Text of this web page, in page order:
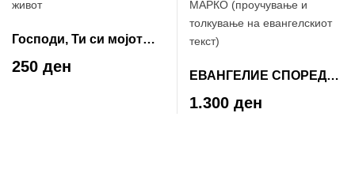
Господи, Ти си мојот
живот
250 ден
ЕВАНГЕЛИЕ СПОРЕД
МАРКО (проучување и
толкување на
1.300 ден